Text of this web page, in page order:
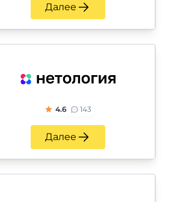
Далее
4.6 143
Далее